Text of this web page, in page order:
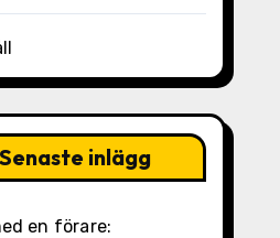
Senaste inlägg
en förare: